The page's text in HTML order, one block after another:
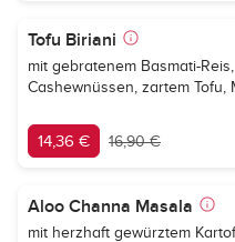
Tofu Biriani
mit gebratenem Basmati-
Cashewnüssen, zartem Tofu,
14,36 € 16,90 €
Aloo Channa Masala
mit herzhaft gewürztem